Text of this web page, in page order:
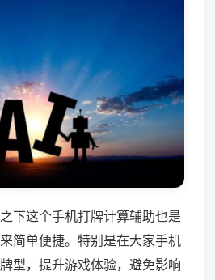
下这个手机打牌计算辅助也是
简单便捷。特别是在大家手机
型，提升游戏体验，避免影响